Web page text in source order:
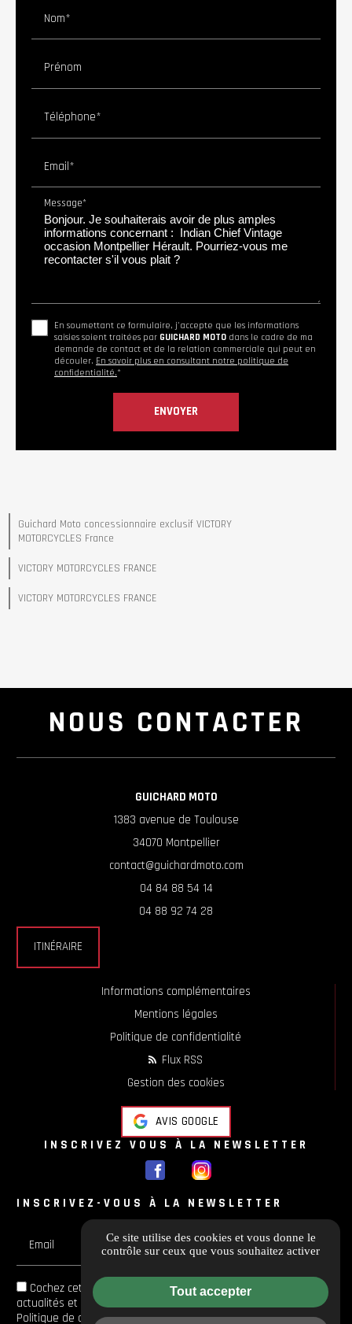
Nom*
Prénom
Téléphone*
Email*
Message*
En soumettant ce formulaire, j'accepte que les informations
saisies soient traitées par GUICHARD MOTO dans le cadre de ma
demande de contact et de la relation commerciale qui peut en
découler. En savoir plus en consultant notre politique de
confidentialité.*
Guichard Moto concessionnaire exclusif VICTORY
MOTORCYCLES France
VICTORY MOTORCYCLES FRANCE
VICTORY MOTORCYCLES FRANCE
NOUS CONTACTER
GUICHARD MOTO
1383 avenue de Toulouse
34070 Montpellier
contact@guichardmoto.com
04 84 88 54 14
04 88 92 74 28
ITINÉRAIRE
Informations complémentaires
Mentions légales
Politique de confidentialité
Flux RSS
Gestion des cookies
AVIS GOOGLE
INSCRIVEZ VOUS À LA NEWSLETTER
INSCRIVEZ-VOUS À LA NEWSLETTER
Email
Cochez cette case si vous souhaitez recevoir toutes les
actualités et les offres en avant-première et Vous acceptez la
Politique de confidentialitédeGuichard Moto
Ce site utilise des cookies et vous donne le
contrôle sur ceux que vous souhaitez activer
Tout accepter